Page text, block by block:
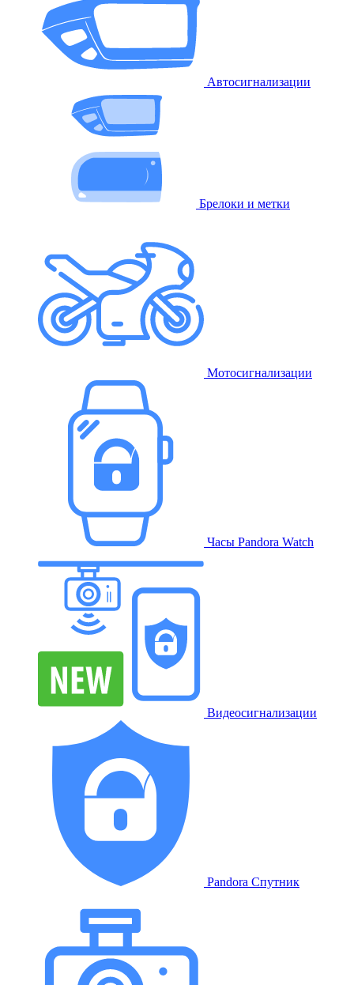
Автосигнализации
Брелоки и метки
Мотосигнализации
Часы Pandora Watch
Видеосигнализации
Pandora Спутник